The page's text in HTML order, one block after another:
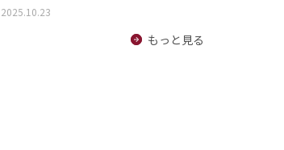
2025.10.23
もっと見る